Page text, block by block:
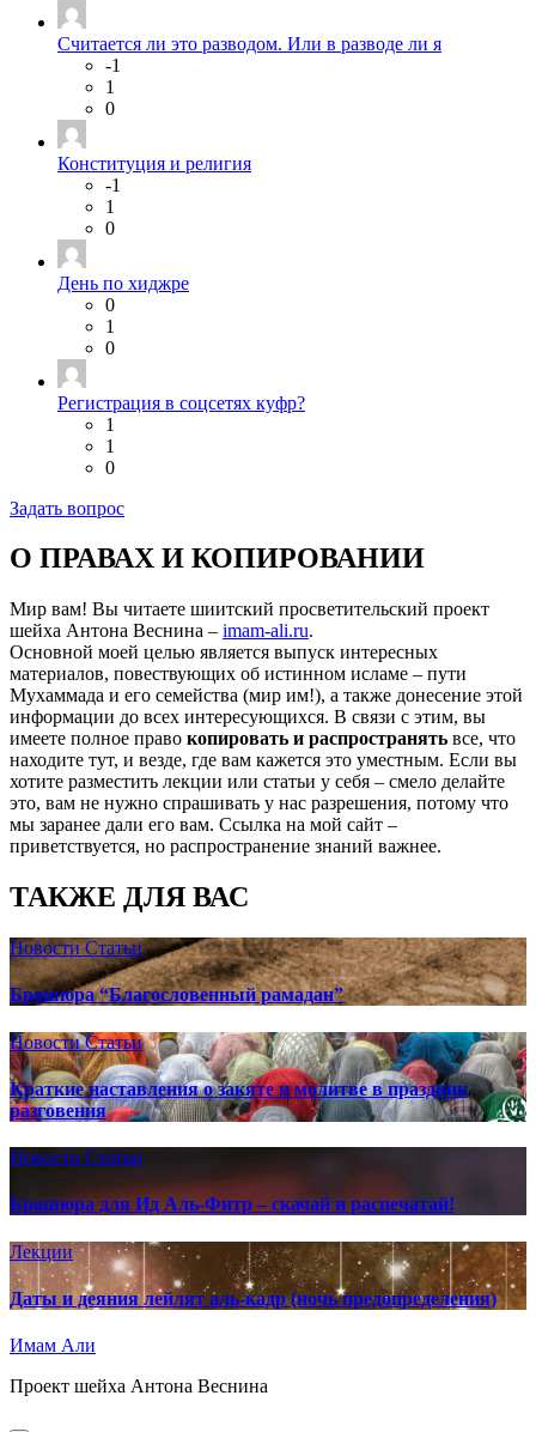
Считается ли это разводом. Или в разводе ли я
-1
1
0
Конституция и религия
-1
1
0
День по хиджре
0
1
0
Регистрация в соцсетях куфр?
1
1
0
Задать вопрос
О ПРАВАХ И КОПИРОВАНИИ
Мир вам! Вы читаете шиитский просветительский проект
шейха Антона Веснина – imam-ali.ru.
Основной моей целью является выпуск интересных
материалов, повествующих об истинном исламе – пути
Мухаммада и его семейства (мир им!), а также донесение этой
информации до всех интересующихся. В связи с этим, вы
имеете полное право копировать и распространять все, что
находите тут, и везде, где вам кажется это уместным. Если вы
хотите разместить лекции или статьи у себя – смело делайте
это, вам не нужно спрашивать у нас разрешения, потому что
мы заранее дали его вам. Ссылка на мой сайт –
приветствуется, но распространение знаний важнее.
ТАКЖЕ ДЛЯ ВАС
НовостиСтатьи
Брошюра “Благословенный рамадан”
НовостиСтатьи
Краткие наставления о закяте и молитве в праздник
разговения
Новости Статьи
Брошюра для Ид Аль-Фитр – скачай и распечатай!
Лекции
Даты и деяния лейлят аль-кадр (ночь предопределения)
Имам Али
Проект шейха Антона Веснина